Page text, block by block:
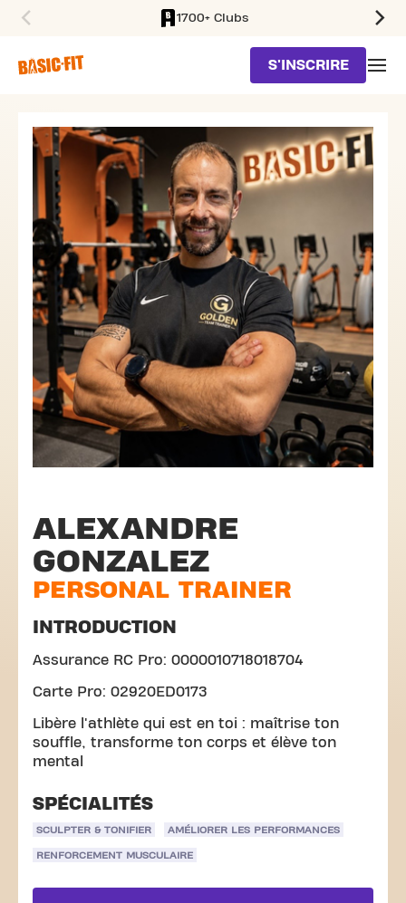
1700+ Clubs
S'INSCRIRE
ALEXANDRE
GONZALEZ
PERSONAL TRAINER
INTRODUCTION
Assurance RC Pro: 0000010718018704
Carte Pro: 02920ED0173
Libère l'athlète qui est en toi : maîtrise ton
souffle, transforme ton corps et élève ton
mental
SPÉCIALITÉS
SCULPTER & TONIFIER AMÉLIORER LES PERFORMANCES
RENFORCEMENT MUSCULAIRE